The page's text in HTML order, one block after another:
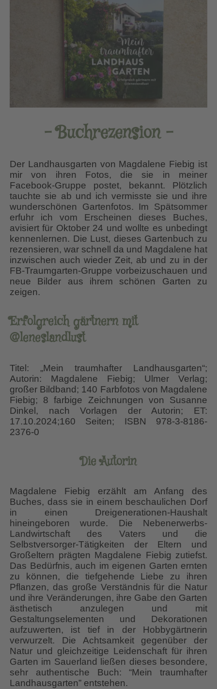
– Buchrezension –
Der Landhausgarten von Magdalene Fiebig ist
mir von ihren Fotos, die sie in meiner
Facebook-Gruppe postet, bekannt. Plötzlich
tauchte sie ab und ich vermisste sie und ihre
wunderschönen Gartenfotos. Im Spätsommer
erfuhr ich vom Erscheinen dieses Buches,
avisiert für Oktober 24 und wollte es unbedingt
kennenlernen. Die Lust, dieses Gartenbuch zu
rezensieren, war schnell da und Magdalene hat
inzwischen auch wieder Zeit, ab und zu in der
FB-Traumgarten-Gruppe vorbeizuschauen und
neue Bilder aus ihrem schönen Garten zu
zeigen.
Erfolgreich gärtnern mit
@leneslandlust
Titel: „Mein traumhafter Landhausgarten“;
Autorin: Magdalene Fiebig; Ulmer Verlag;
großer Bildband; 140 Farbfotos von Magdalene
Fiebig; 8 farbige Zeichnungen von Susanne
Dinkel, nach Vorlagen der Autorin; ET:
17.10.2024;160 Seiten; ISBN 978-3-8186-
2376-0
Die Autorin
Magdalene Fiebig erzählt am Anfang des
Buches, dass sie in einem beschaulichen Dorf
in einen Dreigenerationen-Haushalt
hineingeboren wurde. Die Nebenerwerbs-
Landwirtschaft des Vaters und die
Selbstversorger-Tätigkeiten der Eltern und
Großeltern prägten Magdalene Fiebig zutiefst.
Das Bedürfnis, auch im eigenen Garten ernten
zu können, die tiefgehende Liebe zu ihren
Pflanzen, das große Verständnis für die Natur
und ihre Veränderungen, ihre Gabe den Garten
ästhetisch anzulegen und mit
Gestaltungselementen und Dekorationen
aufzuwerten, ist tief in der Hobbygärtnerin
verwurzelt. Die Achtsamkeit gegenüber der
Natur und gleichzeitige Leidenschaft für ihren
Garten im Sauerland ließen dieses besondere,
sehr authentische Buch: “Mein traumhafter
Landhausgarten” entstehen.